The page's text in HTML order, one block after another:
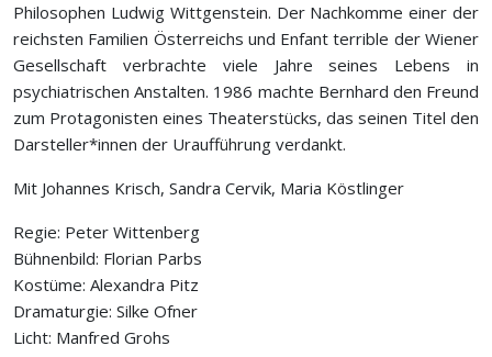
Philosophen Ludwig Wittgenstein. Der Nachkomme einer der
reichsten Familien Österreichs und Enfant terrible der Wiener
Gesellschaft verbrachte viele Jahre seines Lebens in
psychiatrischen Anstalten. 1986 machte Bernhard den Freund
zum Protagonisten eines Theaterstücks, das seinen Titel den
Darsteller*innen der Uraufführung verdankt.
Mit Johannes Krisch, Sandra Cervik, Maria Köstlinger
Regie: Peter Wittenberg
Bühnenbild: Florian Parbs
Kostüme: Alexandra Pitz
Dramaturgie: Silke Ofner
Licht: Manfred Grohs